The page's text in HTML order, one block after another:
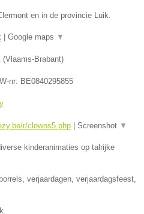
en in de provincie Luik.
Google maps ▼
(Vlaams-Brabant)
nr: BE0840295855
r/clowns5.php Screenshot ▼
kinderanimaties op talrijke
verjaardagen, verjaardagsfeest,